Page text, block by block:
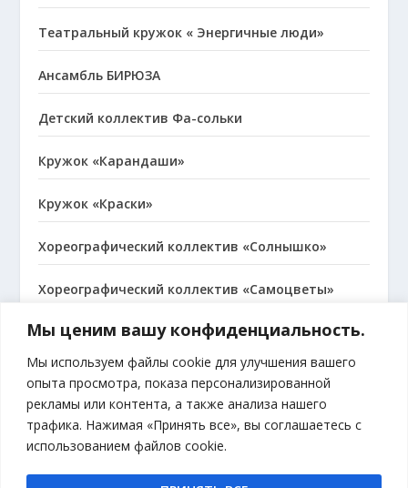
Мы ценим вашу конфиденциальность.
Мы используем файлы cookie для улучшения вашего
опыта просмотра, показа персонализированной
рекламы или контента, а также анализа нашего
трафика. Нажимая «Принять все», вы соглашаетесь с
использованием файлов cookie.
Театральный кружок « Энергичные люди»
Ансамбль БИРЮЗА
Детский коллектив Фа-сольки
Кружок «Карандаши»
Кружок «Краски»
Хореографический коллектив «Солнышко»
Хореографический коллектив «Самоцветы»
Народный коллектив, хор русской песни
МЫ В ВКОНТАКТЕ